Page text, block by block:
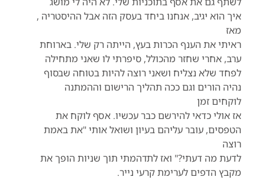
איך הוא יגיב, אנחנו ביחד בעסק הזה אבל ההיסטריה ,
מאז
ראיתי את הענף הכרות בעץ, הייתה רק שלי. בארוחת
ערב, אחרי שחזר מהכולל, סיפרתי לו שאני מתחילה
לפחד שלא נצליח ושאני רוצה להיות בטוחה שבסוף
נהיה הורים וגם ככה תהליך הרישום וההמתנה
לוקחים זמן
אז אולי כדאי להירשם כבר עכשיו. אסף לוקח את
הטפסים, עובר עליהם בעיון ושואל אותי "את באמת
רוצה
לדעת מה דעתי?" ואז לתדהמתי תוך שניות הופך את
מקבץ הדפים לערימת קרעי נייר.